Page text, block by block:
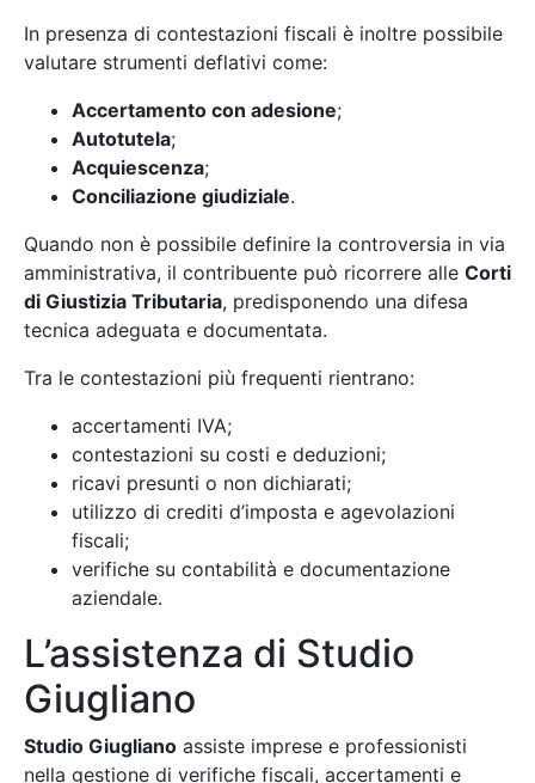
In presenza di contestazioni fiscali è inoltre possibile
valutare strumenti deflativi come:
Accertamento con adesione;
Autotutela;
Acquiescenza;
Conciliazione giudiziale.
Quando non è possibile definire la controversia in via
amministrativa, il contribuente può ricorrere alle Corti
di Giustizia Tributaria, predisponendo una difesa
tecnica adeguata e documentata.
Tra le contestazioni più frequenti rientrano:
accertamenti IVA;
contestazioni su costi e deduzioni;
ricavi presunti o non dichiarati;
utilizzo di crediti d’imposta e agevolazioni
fiscali;
verifiche su contabilità e documentazione
aziendale.
L’assistenza di Studio
Giugliano
Studio Giugliano assiste imprese e professionisti
nella gestione di verifiche fiscali, accertamenti e